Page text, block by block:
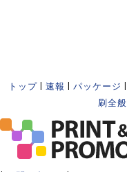
トップ 速報 パッケージ
刷全般